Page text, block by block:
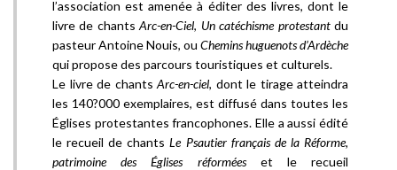
l’association est amenée à éditer des livres, dont le
livre de chantsArc-en-Ciel, Un catéchisme protestantdu
pasteur Antoine Nouis, ou Chemins huguenots d’Ardèche
qui propose des parcours touristiques et culturels.
Le livre de chants Arc-en-ciel, dont le tirage atteindra
les 140?000 exemplaires, est diffusé dans toutes les
Églises protestantes francophones. Elle a aussi édité
le recueil de chantsLe Psautier français de la Réforme,
patrimoine des Églises réforméeset le recueil